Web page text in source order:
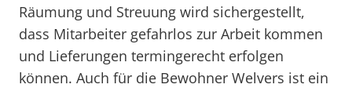
Räumung und Streuung wird sichergestellt,
dass Mitarbeiter gefahrlos zur Arbeit kommen
und Lieferungen termingerecht erfolgen
können. Auch für die Bewohner Welvers ist ein